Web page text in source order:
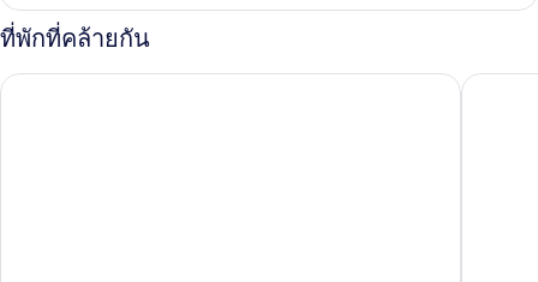
กับ
Prelude
Suite
ที่พักที่คล้ายกัน
โรงแรมกาญจนบุรี ซิตี้ โรงแรม